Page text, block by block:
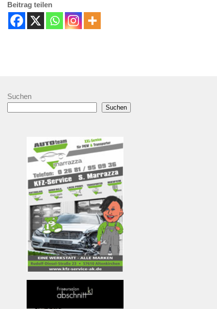
Beitrag teilen
Suchen
Suchen